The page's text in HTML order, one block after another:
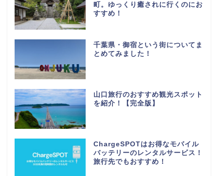
町。ゆっくり癒されに行くのにお
すすめ！
千葉県・御宿という街についてま
とめてみました！
山口旅行のおすすめ観光スポット
を紹介！【完全版】
ChargeSPOTはお得なモバイル
バッテリーのレンタルサービス！
旅行先でもおすすめ！